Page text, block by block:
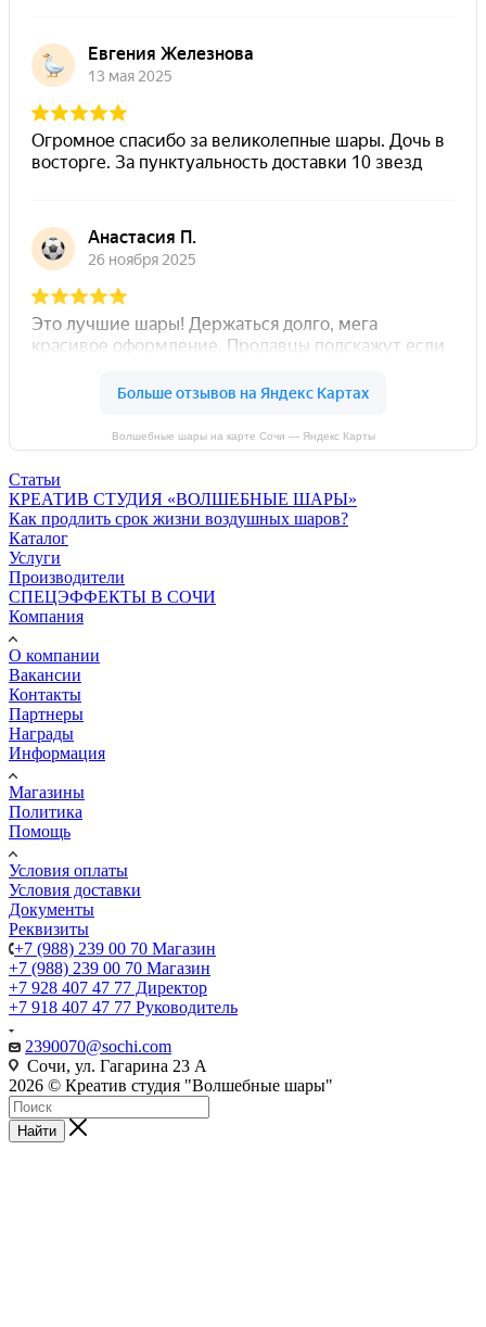
Волшебные шары на карте Сочи — Яндекс Карты
Статьи
КРЕАТИВ СТУДИЯ «ВОЛШЕБНЫЕ ШАРЫ»
Как продлить срок жизни воздушных шаров?
Каталог
Услуги
Производители
СПЕЦЭФФЕКТЫ В СОЧИ
Компания
О компании
Вакансии
Контакты
Партнеры
Награды
Информация
Магазины
Политика
Помощь
Условия оплаты
Условия доставки
Документы
Реквизиты
+7 (988) 239 00 70 Магазин
+7 (988) 239 00 70 Магазин
+7 928 407 47 77 Директор
+7 918 407 47 77 Руководитель
2390070@sochi.com
Сочи, ул. Гагарина 23 А
2026 © Креатив студия "Волшебные шары"
Найти